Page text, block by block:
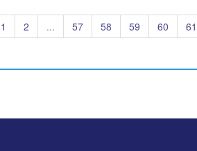
1 2 ... 57 58 59 60 61